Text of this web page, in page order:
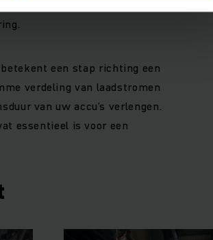
een stap richting een
verdeling van laadstromen
van uw accu's verlengen.
essentieel is voor een